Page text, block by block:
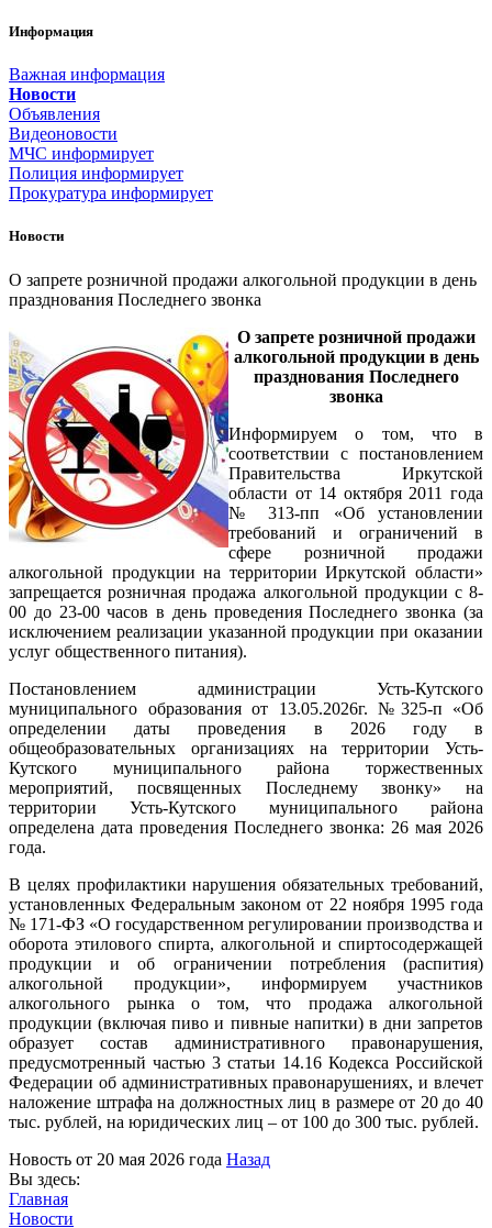
Информация
Важная информация
Новости
Объявления
Видеоновости
МЧС информирует
Полиция информирует
Прокуратура информирует
Новости
О запрете розничной продажи алкогольной продукции в день
празднования Последнего звонка
О запрете розничной продажи
алкогольной продукции в день
празднования Последнего
звонка
Информируем о том, что в
соответствии с постановлением
Правительства Иркутской
области от 14 октября 2011 года
№ 313-пп «Об установлении
требований и ограничений в
сфере розничной продажи
алкогольной продукции на территории Иркутской области»
запрещается розничная продажа алкогольной продукции с 8-
00 до 23-00 часов в день проведения Последнего звонка (за
исключением реализации указанной продукции при оказании
услуг общественного питания).
Постановлением администрации Усть-Кутского
муниципального образования от 13.05.2026г. №325-п «Об
определении даты проведения в 2026 году в
общеобразовательных организациях на территории Усть-
Кутского муниципального района торжественных
мероприятий, посвященных Последнему звонку» на
территории Усть-Кутского муниципального района
определена дата проведения Последнего звонка: 26 мая 2026
года.
В целях профилактики нарушения обязательных требований,
установленных Федеральным законом от 22 ноября 1995 года
№ 171-ФЗ «О государственном регулировании производства и
оборота этилового спирта, алкогольной и спиртосодержащей
продукции и об ограничении потребления (распития)
алкогольной продукции», информируем участников
алкогольного рынка о том, что продажа алкогольной
продукции (включая пиво и пивные напитки) в дни запретов
образует состав административного правонарушения,
предусмотренный частью 3 статьи 14.16 Кодекса Российской
Федерации об административных правонарушениях, и влечет
наложение штрафа на должностных лиц в размере от 20 до 40
тыс. рублей, на юридических лиц – от 100 до 300 тыс. рублей.
Новость от 20 мая 2026 года Назад
Вы здесь:
Главная
Новости